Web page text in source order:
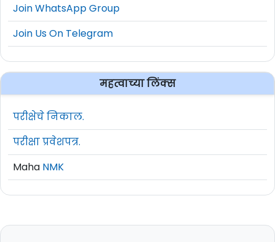
Join WhatsApp Group
Join Us On Telegram
महत्वाच्या लिंक्स
परीक्षेचे निकाल.
परीक्षा प्रवेशपत्र.
Maha NMK